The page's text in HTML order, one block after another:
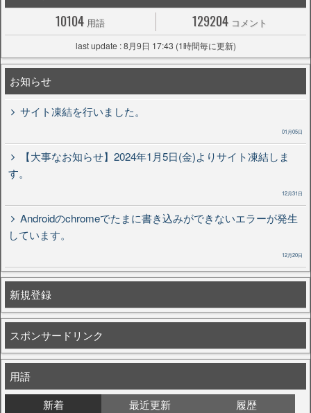
10104 用語 129204 コメント
last update : 8月9日 17:43 (1時間毎に更新)
お知らせ
サイト凍結を行いました。
01月05日
【大事なお知らせ】2024年1月5日(金)よりサイト凍結しま
す。
12月31日
Androidのchromeでたまに書き込みができないエラーが発生
しています。
12月20日
新規登録
スポンサードリンク
用語
新着
最近更新
履歴